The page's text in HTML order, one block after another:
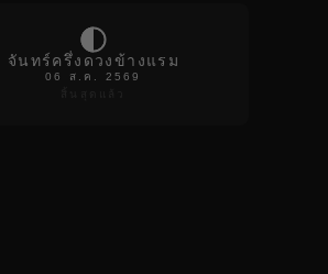
จันทร์ครึ่งดวงข้างแรม
06 ส.ค. 2569